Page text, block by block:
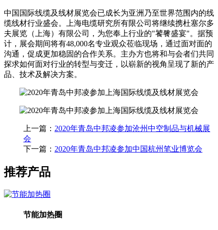
中国国际线缆及线材展览会已成长为亚洲乃至世界范围内的线
缆线材行业盛会。上海电缆研究所有限公司将继续携杜塞尔多
夫展览（上海）有限公司，为您奉上行业的"饕餮盛宴"。据预
计，展会期间将有48,000名专业观众莅临现场，通过面对面的
沟通，促成更加稳固的合作关系。主办方也将和与会者们共同
探求如何面对行业的转型与变迁，以崭新的视角呈现了新的产
品、技术及解决方案。
上一篇： 2020年青岛中邦凌参加沧州中空制品与机械展
会
下一篇： 2020年青岛中邦凌参加中国杭州笔业博览会
推荐产品
节能加热圈